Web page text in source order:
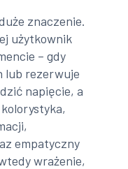
znaczenie.
użytkownik
– gdy
lub rezerwuje
napięcie, a
empatyczny
wrażenie,